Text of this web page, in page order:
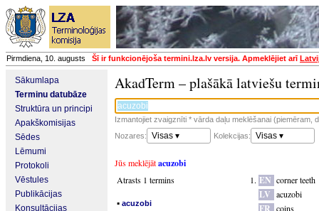
Pirmdiena, 10. augusts Šī ir funkcionējoša termini.lza.lv versija. Apmeklējiet arī
Sākumlapa
Terminu datubāze
Struktūra un principi
Apakškomisijas
Sēdes
Lēmumi
Protokoli
Vēstules
Publikācijas
Konsultācijas
AkadTerm – plašākā latviešu
Izmantojiet zvaigznīti * vārda daļu meklēšanai (piemēram,
Nozares:
Visas ▾ Kolekcijas: Visas ▾
Jūs meklējātacuzobi
Atrasts 1 termins
▪ acuzobi
EN corner teeth
LV acuzobi
FR coins